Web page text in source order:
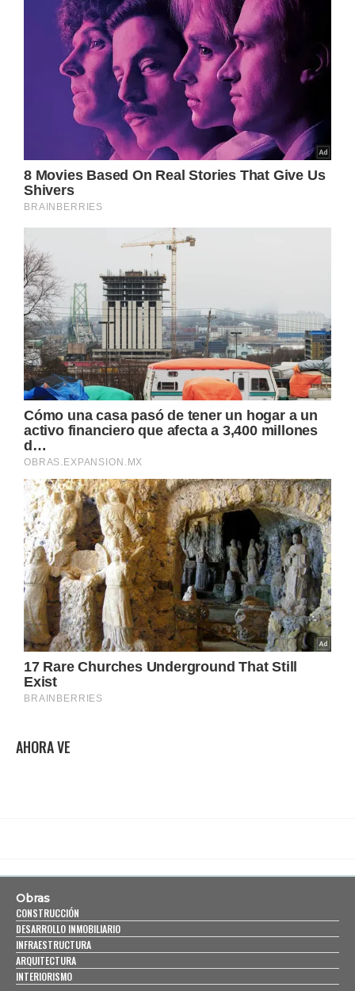
AHORA VE
Obras
CONSTRUCCIÓN
DESARROLLO INMOBILIARIO
INFRAESTRUCTURA
ARQUITECTURA
INTERIORISMO